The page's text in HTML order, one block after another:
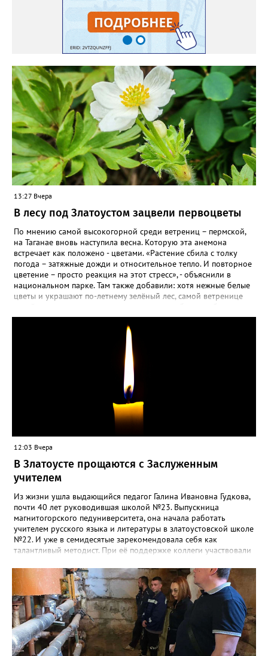
Екатерина рекомендует цветы убирать, чтобы силы куста
пошли на наращивание корневой системы. А со второго года
пусть лаванда цветёт во всю силу! Фото: Екатерина Бойко,
специально для «Златоуст.инфо». Обсуждение новости здесь
ВКОНТАКТЕ https://vk.com/newszlatoust74
13:27 Вчера
В лесу под Златоустом зацвели первоцветы
По мнению самой высокогорной среди ветрениц – пермской,
на Таганае вновь наступила весна. Которую эта анемона
встречает как положено - цветами. «Растение сбила с толку
погода – затяжные дожди и относительное тепло. И повторное
цветение – просто реакция на этот стресс», - объяснили в
национальном парке. Там также добавили: хотя нежные белые
цветы и украшают по-летнему зелёный лес, самой ветренице
силы перед долгой зимовкой.
12:03 Вчера
В Златоусте прощаются с Заслуженным
учителем
Из жизни ушла выдающийся педагог Галина Ивановна Гудкова,
почти 40 лет руководившая школой №23. Выпускница
магнитогорского педуниверситета, она начала работать
учителем русского языка и литературы в златоустовской школе
№22. И уже в семидесятые зарекомендовала себя как
талантливый методист. При её поддержке коллеги участвовали
«Благодаря её мудрому руководству в школе сформировался
сильный педагогический коллектив, объединённый общими
ценностями и любовью к своему делу. Для многих Галина
Ивановна навсегда останется не только талантливым
руководителем, но и настоящим Учителем с большой буквы», -
говорится в сообществе школы №23 во ВКонтакте. Свои
соболезнования семье Галины Ивановны выразил глава
Златоуста Олег Решетников. «Её вклад зафиксирован в